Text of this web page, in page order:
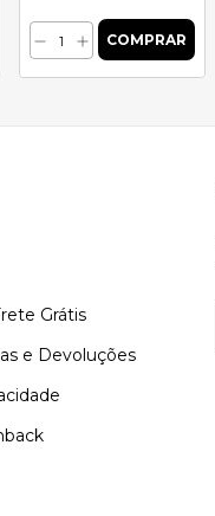
Grátis
e Devoluções